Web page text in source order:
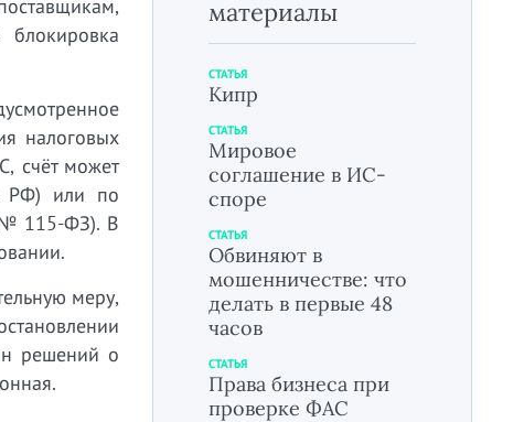
блокировка
налоговых
счёт может
РФ) или по
№ 115-ФЗ). В
меру,
решений о
материалы
СТАТЬЯ
Кипр
СТАТЬЯ
Мировое
соглашение в ИС-
споре
СТАТЬЯ
Обвиняют в
мошенничестве: что
делать в первые 48
часов
СТАТЬЯ
Права бизнеса при
проверке ФАС